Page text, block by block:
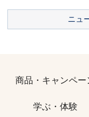
ニュ
商品・キャンペー
学ぶ・体験